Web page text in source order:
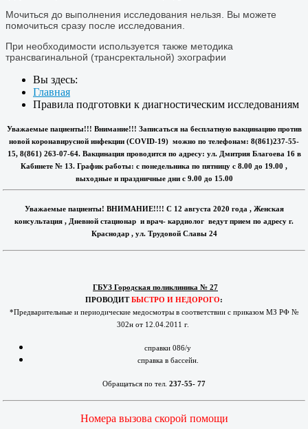
Мочиться до выполнения исследования нельзя. Вы можете
помочиться сразу после исследования.
При необходимости используется также методика
трансвагинальной (трансректальной) эхографии
Вы здесь:
Главная
Правила подготовки к диагностическим исследованиям
Уважаемые пациенты!!! Внимание!!! Записаться на бесплатную вакцинацию против
новой коронавирусной инфекции (COVID-19) можно по телефонам: 8(861)237-55-
15, 8(861) 263-07-64. Вакцинация проводится по адресу: ул. Дмитрия Благоева 16 в
Кабинете № 13. График работы: с понедельника по пятницу с 8.00 до 19.00 ,
выходные и праздничные дни с 9.00 до 15.00
Уважаемые пациенты! ВНИМАНИЕ!!!! С 12 августа 2020 года , Женская
консультация , Дневной стационар и врач- кардиолог ведут прием по адресу г.
Краснодар , ул. Трудовой Славы 24
ГБУЗ Городская поликлиника № 27
ПРОВОДИТБЫСТРО И НЕДОРОГО:
*Предварительные и периодические медосмотры в соответствии с приказом МЗ РФ №
302н от 12.04.2011 г.
справки 086/у
справка в бассейн.
Обращаться по тел. 237-55- 77
Номера вызова скорой помощи